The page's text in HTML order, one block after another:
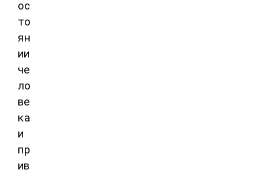
ос
то
ян
ии
че
ло
ве
ка
и
пр
ив